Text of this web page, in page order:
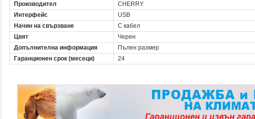
Производител
CHERRY
Интерфейс
USB
Начин на свързване
С кабел
Цвят
Черен
Допълнителна информация
Пълен размер
Гаранционен срок (месеци)
24